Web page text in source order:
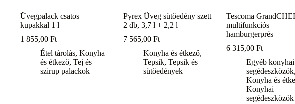
Üvegpalack csatos
kupakkal 1 l
1 855,00 Ft
Étel tárolás, Konyha
és étkező, Tej és
szirup palackok
Pyrex Üveg sütőedény szett
2 db, 3,7 l + 2,2 l
7 565,00Ft
Konyha és étkező,
Tepsik,Tepsik és
sütőedények
Tescoma
multifunkciós
hamburgerprés
6 315,00Ft
Egyéb konyhai
segédeszközök,
Konyha és
Konyhai
segédeszközök